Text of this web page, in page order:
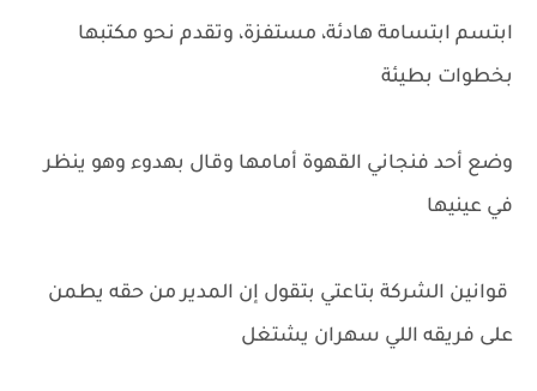
ابتسم ابتسامة هادئة، مستفزة، وتقدم نحو مكتبها
بخطوات بطيئة
وضع أحد فنجاني القهوة أمامها وقال بهدوء وهو ينظر
في عينيها
قوانين الشركة بتاعتي بتقول إن المدير من حقه يطمن
على فريقه اللي سهران يشتغل